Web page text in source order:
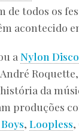
de todos os
acontecido
a Nylon
André
da
produções
, Loopless,